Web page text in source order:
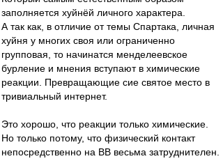
заполняется хуйнёй личного характера.
А так как, в отличие от темы Спартака, личная
хуйня у многих своя или ограниченно
групповая, то начинатся менделеевское
бурление и мнения вступают в химические
реакции. Превращающие сие святое место в
тривиальный интернет.
Это хорошо, что реакции только химические.
Но только потому, что физический контакт
непосредственно на ВВ весьма затруднителен.